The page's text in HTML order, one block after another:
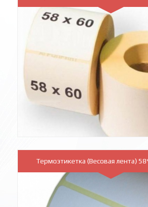
Термоэтикетка (Весовая лента)